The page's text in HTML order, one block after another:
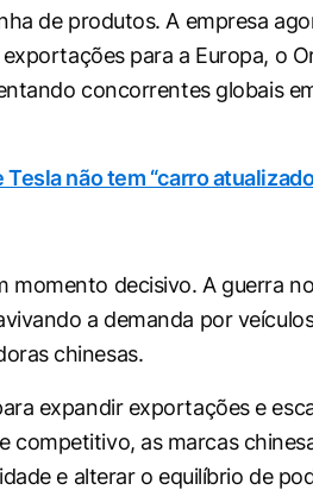
de produtos. A empresa
para a Europa, o
concorrentes globais
Tesla não tem “carro
momento decisivo. A guerra
a demanda por
chinesas.
expandir exportações e
competitivo, as marcas
e alterar o equilíbrio de